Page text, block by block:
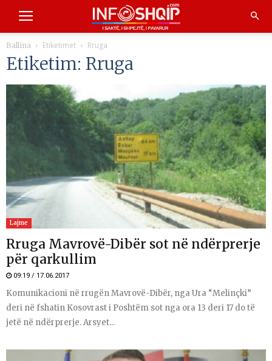
Ballina Etiketimet Rruga
Etiketim: Rruga
Lajme
Rruga Mavrovë-Dibër sot në ndërprerje
për qarkullim
09:19 / 17.06.2017
Komunikacioni në rrugën Mavrovë-Dibër, nga Ura “Melinçki”
deri në fshatin Kosovrast i Poshtëm sot nga ora 13 deri 17 do të
jetë në ndërprerje. Arsyet...